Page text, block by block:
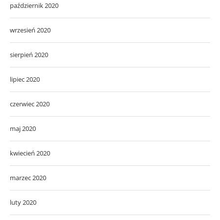
październik 2020
wrzesień 2020
sierpień 2020
lipiec 2020
czerwiec 2020
maj 2020
kwiecień 2020
marzec 2020
luty 2020